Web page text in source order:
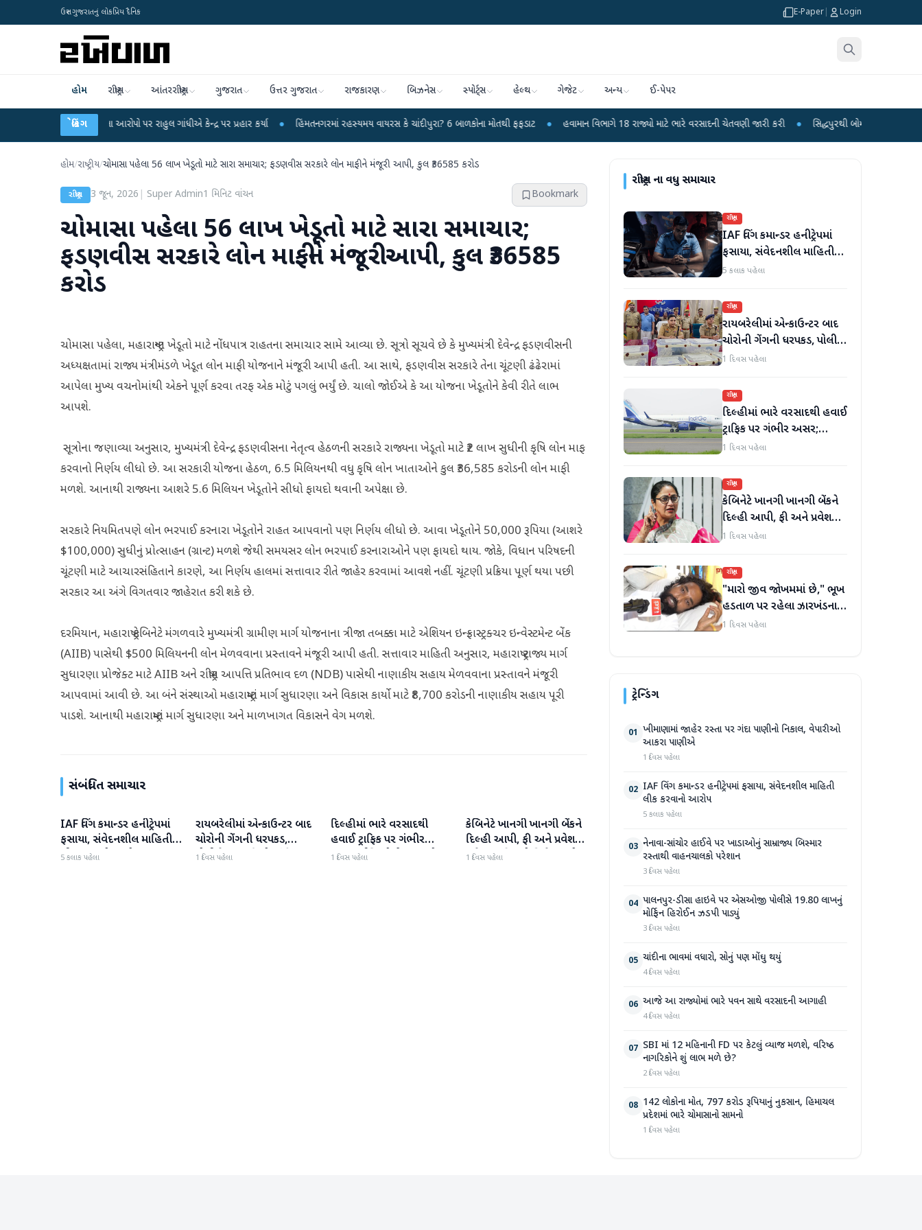
ઉત્તર ગુજરાતનું લોકપ્રિય દૈનિક E-Paper Login
હોમ રાષ્ટ્રીય આંતરરાષ્ટ્રીય ગુજરાત ઉત્તર ગુજરાત રાજકારણ બિઝનેસ સ્પોર્ટ્સ હેલ્થ ગેજેટ અન્ય ઈ-પેપર
બ્રેકિંગ
લીકના આરોપો પર રાહુલ ગાંધીએ કેન્દ્ર પર પ્રહાર કર્યા ● હિંમતનગરમાં રહસ્યમય વાયરસ કે ચાંદીપુરા? 6 બાળકોના મોતથી ફફડાટ ● હવામાન વિભાગે 18 રાજ્યો માટે ભારે વરસાદની ચેતવણી જારી કરી ● સિદ્ધપુરથી બોમ્બ બનાવવાની સામગ્રી સાથે
હોમ/રાષ્ટ્રીય/ચોમાસા પહેલા 56 લાખ ખેડૂતો માટે સારા સમાચાર; ​​ફડણવીસ સરકારે લોન માફીને મંજૂરી આપી, કુલ ₹36585 કરોડ
રાષ્ટ્રીય 3 જૂન, 2026 Super Admin1 મિનિટ વાંચન Bookmark
ચોમાસા પહેલા 56 લાખ ખેડૂતો માટે સારા સમાચાર; ​​
ફડણવીસ સરકારે લોન માફીને મંજૂરી આપી, કુલ ₹36585
કરોડ
ચોમાસા પહેલા, મહારાષ્ટ્રના ખેડૂતો માટે નોંધપાત્ર રાહતના સમાચાર સામે આવ્યા છે. સૂત્રો સૂચવે છે કે મુખ્યમંત્રી દેવેન્દ્ર ફડણવીસની
અધ્યક્ષતામાં રાજ્ય મંત્રીમંડળે ખેડૂત લોન માફી યોજનાને મંજૂરી આપી હતી. આ સાથે, ફડણવીસ સરકારે તેના ચૂંટણી ઢંઢેરામાં
આપેલા મુખ્ય વચનોમાંથી એકને પૂર્ણ કરવા તરફ એક મોટું પગલું ભર્યું છે. ચાલો જોઈએ કે આ યોજના ખેડૂતોને કેવી રીતે લાભ
આપશે.
સૂત્રોના જણાવ્યા અનુસાર, મુખ્યમંત્રી દેવેન્દ્ર ફડણવીસના નેતૃત્વ હેઠળની સરકારે રાજ્યના ખેડૂતો માટે ₹2 લાખ સુધીની કૃષિ લોન માફ
કરવાનો નિર્ણય લીધો છે. આ સરકારી યોજના હેઠળ, 6.5 મિલિયનથી વધુ કૃષિ લોન ખાતાઓને કુલ ₹36,585 કરોડની લોન માફી
મળશે. આનાથી રાજ્યના આશરે 5.6 મિલિયન ખેડૂતોને સીધો ફાયદો થવાની અપેક્ષા છે.
સરકારે નિયમિતપણે લોન ભરપાઈ કરનારા ખેડૂતોને રાહત આપવાનો પણ નિર્ણય લીધો છે. આવા ખેડૂતોને 50,000 રૂપિયા (આશરે
$100,000) સુધીનું પ્રોત્સાહન (ગ્રાન્ટ) મળશે જેથી સમયસર લોન ભરપાઈ કરનારાઓને પણ ફાયદો થાય. જોકે, વિધાન પરિષદની
ચૂંટણી માટે આચારસંહિતાને કારણે, આ નિર્ણય હાલમાં સત્તાવાર રીતે જાહેર કરવામાં આવશે નહીં. ચૂંટણી પ્રક્રિયા પૂર્ણ થયા પછી
સરકાર આ અંગે વિગતવાર જાહેરાત કરી શકે છે.
દરમિયાન, મહારાષ્ટ્ર કેબિનેટે મંગળવારે મુખ્યમંત્રી ગ્રામીણ માર્ગ યોજનાના ત્રીજા તબક્કા માટે એશિયન ઇન્ફ્રાસ્ટ્રક્ચર ઇન્વેસ્ટમેન્ટ બેંક
(AIIB) પાસેથી $500 મિલિયનની લોન મેળવવાના પ્રસ્તાવને મંજૂરી આપી હતી. સત્તાવાર માહિતી અનુસાર, મહારાષ્ટ્ર રાજ્ય માર્ગ
સુધારણા પ્રોજેક્ટ માટે AIIB અને રાષ્ટ્રીય આપત્તિ પ્રતિભાવ દળ (NDB) પાસેથી નાણાકીય સહાય મેળવવાના પ્રસ્તાવને મંજૂરી
આપવામાં આવી છે. આ બંને સંસ્થાઓ મહારાષ્ટ્રમાં માર્ગ સુધારણા અને વિકાસ કાર્યો માટે ₹8,700 કરોડની નાણાકીય સહાય પૂરી
પાડશે. આનાથી મહારાષ્ટ્રમાં માર્ગ સુધારણા અને માળખાગત વિકાસને વેગ મળશે.
સંબંધિત સમાચાર
રાષ્ટ્રીય
IAF વિંગ કમાન્ડર હનીટ્રેપમાં
ફસાયા, સંવેદનશીલ માહિતી
લીક કરવાનો આરોપ
5 કલાક પહેલા
રાષ્ટ્રીય
રાયબરેલીમાં એન્કાઉન્ટર બાદ
ચોરોની ગેંગની ધરપકડ,
પોલીસે 12.4 કિલો ચાંદીના
1 દિવસ પહેલા
રાષ્ટ્રીય
દિલ્હીમાં ભારે વરસાદથી
હવાઈ ટ્રાફિક પર ગંભીર
અસર; ઈન્ડિગોએ મુસાફરો
1 દિવસ પહેલા
રાષ્ટ્રીય
કેબિનેટે ખાનગી ખાનગી બેંકને
દિલ્હી આપી, ફી અને પ્રવેશ
માટે નવા નિયમો વિશે જાણો
1 દિવસ પહેલા
રાષ્ટ્રીયના વધુ સમાચાર
રાષ્ટ્રીય
IAF વિંગ કમાન્ડર હનીટ્રેપમાં
ફસાયા, સંવેદનશીલ માહિતી
લીક કરવાનો આરોપ
5 કલાક પહેલા
રાષ્ટ્રીય
રાયબરેલીમાં એન્કાઉન્ટર બાદ
ચોરોની ગેંગની ધરપકડ, પોલીસે
12.4 કિલો ચાંદીના દાગીના
1 દિવસ પહેલા
રાષ્ટ્રીય
દિલ્હીમાં ભારે વરસાદથી હવાઈ
ટ્રાફિક પર ગંભીર અસર;
ઈન્ડિગોએ મુસાફરો માટે
1 દિવસ પહેલા
રાષ્ટ્રીય
કેબિનેટે ખાનગી ખાનગી બેંકને
દિલ્હી આપી, ફી અને પ્રવેશ
માટે નવા નિયમો વિશે જાણો
1 દિવસ પહેલા
રાષ્ટ્રીય
"મારો જીવ જોખમમાં છે," ભૂખ
હડતાળ પર રહેલા ઝારખંડના
વિદ્યાર્થી નેતા દેવેન્દ્ર નાથ
1 દિવસ પહેલા
ટ્રેન્ડિંગ
01 ખીમાણામાં જાહેર રસ્તા પર ગંદા પાણીનો નિકાલ, વેપારીઓ
આકરા પાણીએ
1 દિવસ પહેલા
02 IAF વિંગ કમાન્ડર હનીટ્રેપમાં ફસાયા, સંવેદનશીલ માહિતી
લીક કરવાનો આરોપ
5 કલાક પહેલા
03 નેનાવા-સાંચોર હાઈવે પર ખાડાઓનું સામ્રાજ્ય બિસ્માર
રસ્તાથી વાહનચાલકો પરેશાન
3 દિવસ પહેલા
04 પાલનપુર-ડીસા હાઇવે પર એસઓજી પોલીસે 19.80 લાખનું
મોર્ફિન હિરોઈન ઝડપી પાડ્યું
3 દિવસ પહેલા
05 ચાંદીના ભાવમાં વધારો, સોનું પણ મોંઘુ થયું
4 દિવસ પહેલા
06 આજે આ રાજ્યોમાં ભારે પવન સાથે વરસાદની આગાહી
4 દિવસ પહેલા
07 SBI માં 12 મહિનાની FD પર કેટલું વ્યાજ મળશે, વરિષ્ઠ
નાગરિકોને શું લાભ મળે છે?
2 દિવસ પહેલા
08 142 લોકોના મોત, 797 કરોડ રૂપિયાનું નુકસાન, હિમાચલ
પ્રદેશમાં ભારે ચોમાસાનો સામનો
1 દિવસ પહેલા